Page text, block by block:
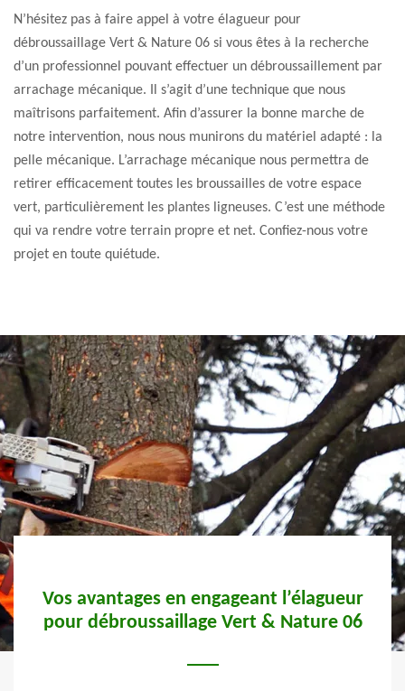
N’hésitez pas à faire appel à votre élagueur pour
débroussaillage Vert & Nature 06 si vous êtes à la recherche
d’un professionnel pouvant effectuer un débroussaillement par
arrachage mécanique. Il s’agit d’une technique que nous
maîtrisons parfaitement. Afin d’assurer la bonne marche de
notre intervention, nous nous munirons du matériel adapté : la
pelle mécanique. L’arrachage mécanique nous permettra de
retirer efficacement toutes les broussailles de votre espace
vert, particulièrement les plantes ligneuses. C’est une méthode
qui va rendre votre terrain propre et net. Confiez-nous votre
projet en toute quiétude.
Vos avantages en engageant l’élagueur
pour débroussaillage Vert & Nature 06